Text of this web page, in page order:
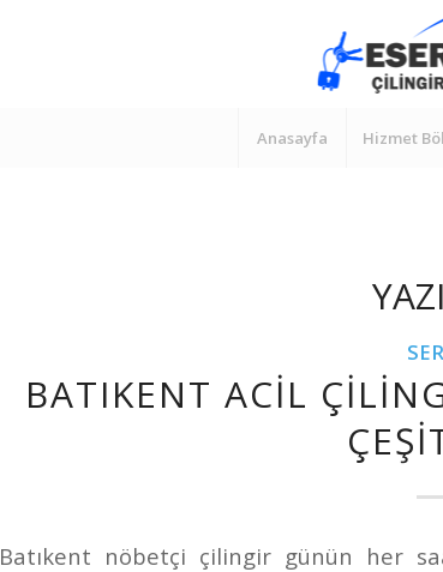
Anasayfa Hizmet
BATIKENT ACIL
Batıkent nöbetçi çilingir günün her